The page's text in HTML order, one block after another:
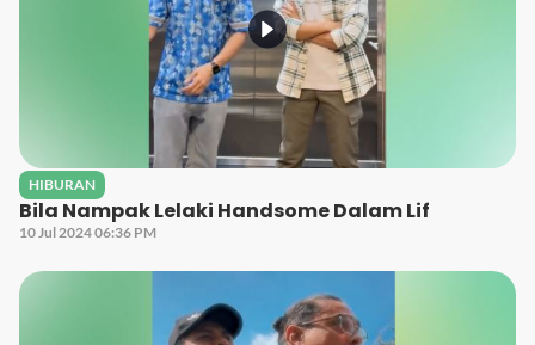
HIBURAN
Bila Nampak Lelaki Handsome Dalam Lif
10 Jul 2024 06:36 PM